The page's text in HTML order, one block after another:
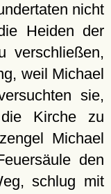
nicht
Heiden der
verschließen,
weil Michael
sie,
Kirche zu
Michael
den
schlug mit